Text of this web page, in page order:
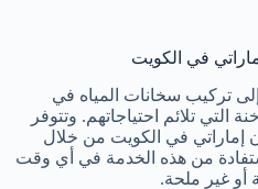
تركيب سخانات المياه في
التي تلائم احتياجاتهم. وتتوفر
سخان إماراتي في الكويت من خلال
من هذه الخدمة في أي وقت
أو غير ملحة.